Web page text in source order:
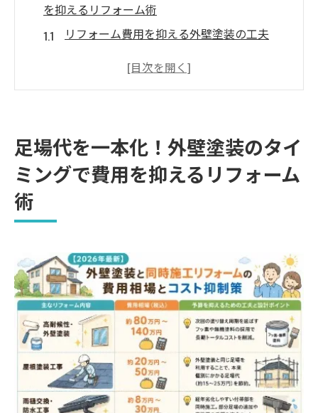
を抑えるリフォーム術
リフォーム費用を抑える外壁塗装の工夫
足場共有で効率的なリフォームの進め方
を両立する住まい作り
リフォームで叶える快適な住まい作り
ミングと条件
リフォーム補助金の条件と申請ポイント解
説
補助金申請と工事開始前の注意点
将来後悔しないための信頼できる登録業者選び
とメンテナンス計画
長持ちする外壁塗装とリフォームの選び方
足場代を一本化！外壁塗装のタイ
ミングで費用を抑えるリフォーム
術